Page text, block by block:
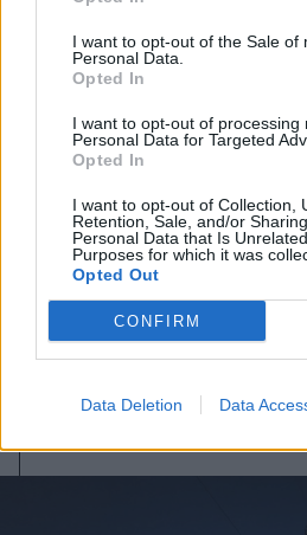
I want to opt-out of the Sale of
Personal Data.
Opted In
I want to opt-out of processing
Personal Data for Targeted
Opted In
I want to opt-out of Collection,
Retention, Sale, and/or
Personal Data that Is
Purposes for which it was
Opted Out
CONFIRM
Data Deletion Data
2026. augusztus 07., péntek
Visszaküldte a
Nicușor Dan a
kilövését lehetővé